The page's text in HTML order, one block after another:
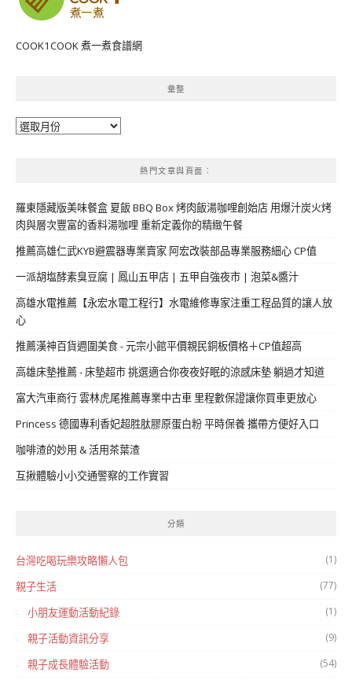
COOK1COOK 煮一煮食譜網
彙整
彙
熱門文章與頁面︰
羅東隱藏版美味餐盒 夏飯 BBQ Box 烤肉飯湯咖哩創始店 用爆汁炭火烤
肉與層次豐富的香料湯咖哩 重新定義你的精緻午餐
推薦高雄仁武KYB避震器專業賣家 阿宏改裝部品專業服務細心 CP值
一派胡塩酵素臭豆腐 | 鳳山五甲店 | 五甲自強夜市 | 泡菜&醬汁
高雄水電推薦【永宏水電工程行】水電維修專家注重工程品質的讓人放
心
推薦漢神百貨週圍美食 - 元宗小館平價親民銅板價格＋CP值超高
高雄床墊推薦 - 床墊超市 挑選適合你夜夜好眠的涼感床墊 躺過才知道
富大汽車商行 雲林虎尾推薦專業中古車 里程數保證讓你買車更放心
Princess 德國專利香妃超胜肽膠原蛋白粉 平時保養 攜帶方便好入口
咖啡渣的妙用 & 活用茶葉渣
互揪體驗小小交通警察的工作實習
分類
台灣吃喝玩樂攻略懶人包 (1)
親子生活 (77)
小朋友運動活動紀錄 (1)
親子活動資訊分享 (9)
親子成長體驗活動 (54)